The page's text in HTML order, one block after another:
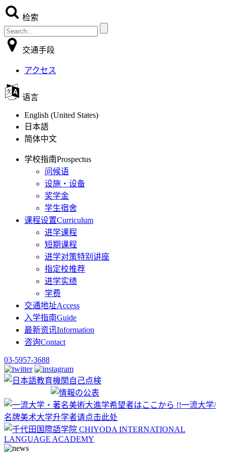
检索
交通手段
アクセス
语言
English (United States)
日本語
简体中文
学校指南Prospectus
问候语
设施・设备
奖学金
学生宿舍
课程设置Curriculum
进学课程
短期课程
进学对策特别讲座
指定校推荐
进学实绩
学费
交通地址Access
入学指南Guide
最新资讯Information
咨询Contact
03-5957-3688